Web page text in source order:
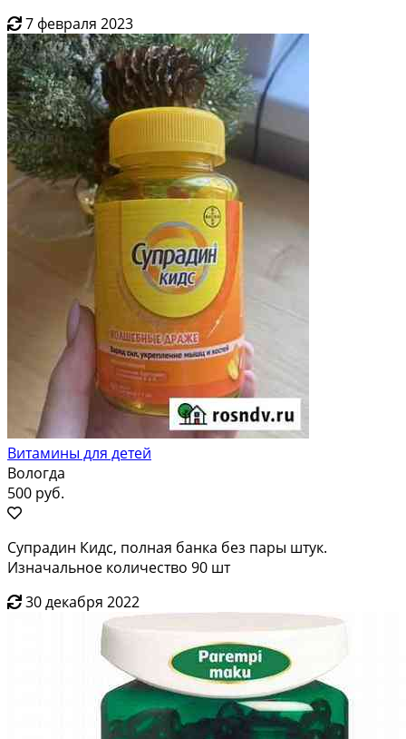
7 февраля 2023
Витамины для детей
Вологда
500 руб.
Супрадин Кидс, полная банка без пары штук.
Изначальное количество 90 шт
30 декабря 2022